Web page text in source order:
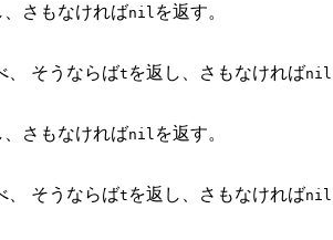
、さもなければnil を返す。
、 そうならばt を返し、さもなければnil
、さもなければnil を返す。
、 そうならばt を返し、さもなければnil